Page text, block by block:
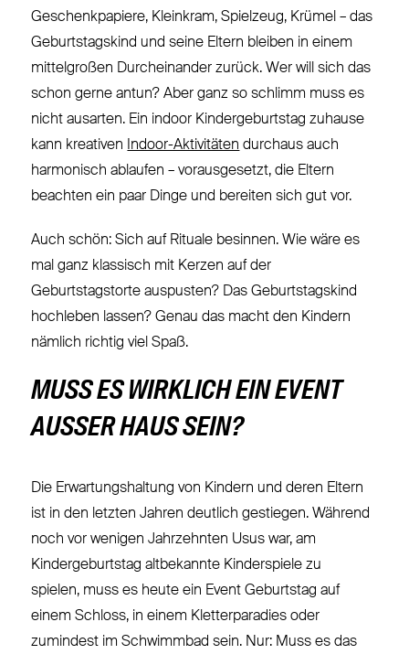
Geschenkpapiere, Kleinkram, Spielzeug, Krümel – das
Geburtstagskind und seine Eltern bleiben in einem
mittelgroßen Durcheinander zurück. Wer will sich das
schon gerne antun? Aber ganz so schlimm muss es
nicht ausarten. Ein indoor Kindergeburtstag zuhause
kann kreativen
Indoor-Aktivitäten durchaus auch
harmonisch ablaufen – vorausgesetzt, die Eltern
beachten ein paar Dinge und bereiten sich gut vor.
Auch schön: Sich auf Rituale besinnen. Wie wäre es
mal ganz klassisch mit Kerzen auf der
Geburtstagstorte auspusten? Das Geburtstagskind
hochleben lassen? Genau das macht den Kindern
nämlich richtig viel Spaß.
MUSS ES WIRKLICH EIN EVENT
AUSSER HAUS SEIN?
Die Erwartungshaltung von Kindern und deren Eltern
ist in den letzten Jahren deutlich gestiegen. Während
noch vor wenigen Jahrzehnten Usus war, am
Kindergeburtstag altbekannte Kinderspiele zu
spielen, muss es heute ein Event Geburtstag auf
einem Schloss, in einem Kletterparadies oder
zumindest im Schwimmbad sein. Nur: Muss es das